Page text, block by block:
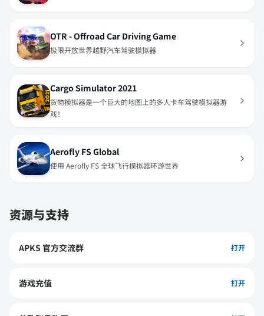
OTR - Offroad Car Driving Game
极限开放世界越野汽车驾驶模拟器
Cargo Simulator 2021
货物模拟器是一个巨大的地图上的多人卡车驾驶模拟器游
戏！
Aerofly FS Global
使用 Aerofly FS 全球飞行模拟器环游世界
资源与支持
APKS 官方交流群 打开
游戏充值 打开